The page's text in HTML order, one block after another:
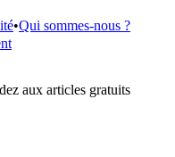
•Qui sommes-nous ?
aux articles gratuits